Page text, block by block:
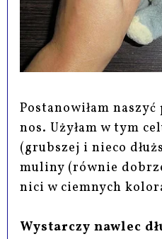
Postanowiłam
nos. Użyłam w tym
(grubszej i nieco
muliny (równie
nici w ciemnych
Wystarczy nawlec